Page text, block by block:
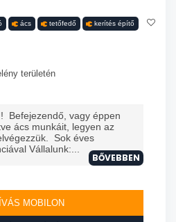
ács tetőfedő kerítés építő
területén
Befejezendő, vagy éppen
ács munkáit, legyen az
Sok éves
Vállalunk:...
BŐVEBBEN
MOBILON